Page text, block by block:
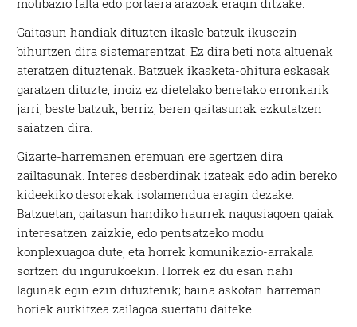
motibazio falta edo portaera arazoak eragin ditzake.
Gaitasun handiak dituzten ikasle batzuk ikusezin
bihurtzen dira sistemarentzat. Ez dira beti nota altuenak
ateratzen dituztenak. Batzuek ikasketa-ohitura eskasak
garatzen dituzte, inoiz ez dietelako benetako erronkarik
jarri; beste batzuk, berriz, beren gaitasunak ezkutatzen
saiatzen dira.
Gizarte-harremanen eremuan ere agertzen dira
zailtasunak. Interes desberdinak izateak edo adin bereko
kideekiko desorekak isolamendua eragin dezake.
Batzuetan, gaitasun handiko haurrek nagusiagoen gaiak
interesatzen zaizkie, edo pentsatzeko modu
konplexuagoa dute, eta horrek komunikazio-arrakala
sortzen du ingurukoekin. Horrek ez du esan nahi
lagunak egin ezin dituztenik; baina askotan harreman
horiek aurkitzea zailagoa suertatu daiteke.